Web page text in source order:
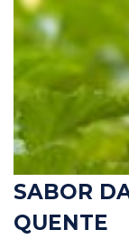
SABOR
QUENTE